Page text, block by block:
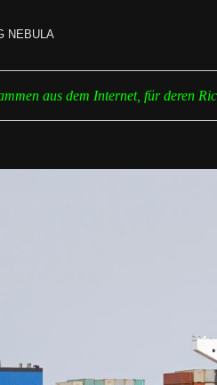
NEBULA
aus dem Internet, für deren